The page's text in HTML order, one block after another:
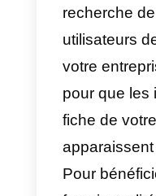
parlons
peut
votre